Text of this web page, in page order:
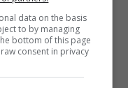
classe
difficile
colpiscono
data on the basis
to by managing
bottom of this page
consent in privacy